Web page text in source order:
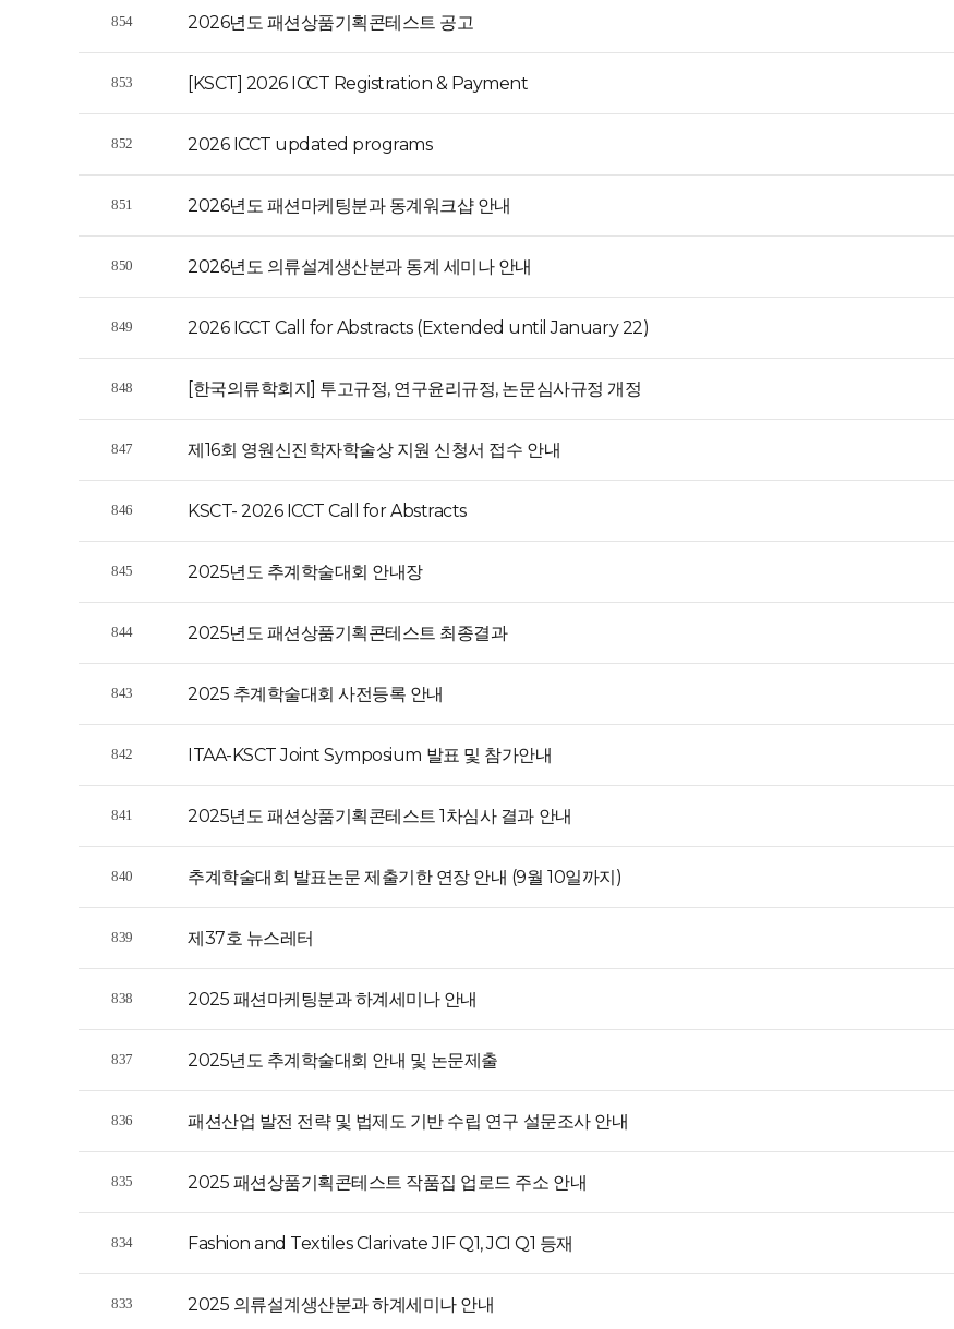
854 2026년도 패션상품기획콘테스트 공고
853 [KSCT] 2026 ICCT Registration & Payment
852 2026 ICCT updated programs
851 2026년도 패션마케팅분과 동계워크샵 안내
850 2026년도 의류설계생산분과 동계 세미나 안내
849 2026 ICCT Call for Abstracts (Extended until January 22)
848 [한국의류학회지] 투고규정, 연구윤리규정, 논문심사규정 개정
847 제16회 영원신진학자학술상 지원 신청서 접수 안내
846 KSCT- 2026 ICCT Call for Abstracts
845 2025년도 추계학술대회 안내장
844 2025년도 패션상품기획콘테스트 최종결과
843 2025 추계학술대회 사전등록 안내
842 ITAA-KSCT Joint Symposium 발표 및 참가안내
841 2025년도 패션상품기획콘테스트 1차심사 결과 안내
840 추계학술대회 발표논문 제출기한 연장 안내 (9월 10일까지)
839 제37호 뉴스레터
838 2025 패션마케팅분과 하계세미나 안내
837 2025년도 추계학술대회 안내 및 논문제출
836 패션산업 발전 전략 및 법제도 기반 수립 연구 설문조사 안내
835 2025 패션상품기획콘테스트 작품집 업로드 주소 안내
834 Fashion and Textiles Clarivate JIF Q1, JCI Q1 등재
833 2025 의류설계생산분과 하계세미나 안내